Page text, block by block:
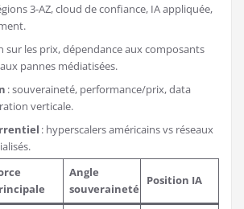
3-AZ, cloud de confiance, IA appliquée,
sur les prix, dépendance aux composants
pannes médiatisées.
: souveraineté, performance/prix, data
verticale.
: hyperscalers américains vs réseaux
Angle
souveraineté
Position IA